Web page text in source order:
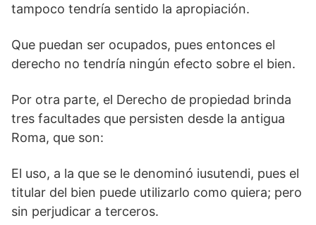
tampoco tendría sentido la apropiación.
Que puedan ser ocupados, pues entonces el
derecho no tendría ningún efecto sobre el bien.
Por otra parte, el Derecho de propiedad brinda
tres facultades que persisten desde la antigua
Roma, que son:
El uso, a la que se le denominó iusutendi, pues el
titular del bien puede utilizarlo como quiera; pero
sin perjudicar a terceros.